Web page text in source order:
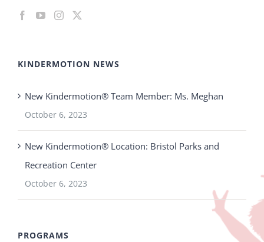
KINDERMOTION NEWS
New Kindermotion® Team Member: Ms. Meghan
October 6, 2023
New Kindermotion® Location: Bristol Parks and
Recreation Center
October 6, 2023
PROGRAMS